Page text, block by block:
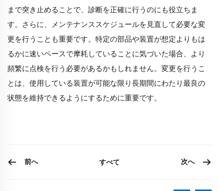
まで突き止めることで、診断を正確に行うのにも役立ちま
す。さらに、メンテナンススケジュールを見直して必要な変
更を行うことも重要です。特定の部品や装置が想定よりもは
るかに速いペースで摩耗していることに気づいた場合、より
頻繁に点検を行う必要があるかもしれません。変更を行うこ
とは、使用している装置が可能な限り長期間にわたり最良の
状態を維持できるようにするために重要です。
前へ すべて 次へ